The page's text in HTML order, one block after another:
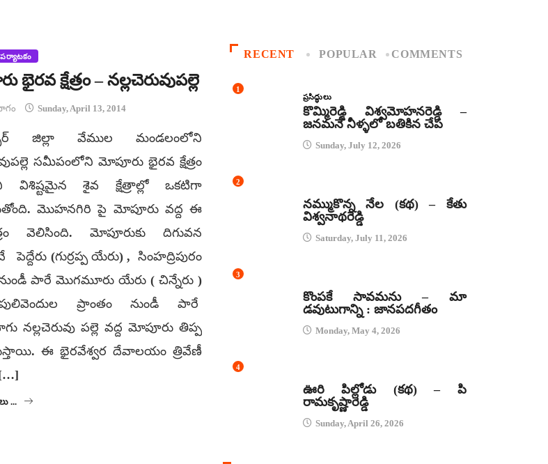
పర్యాటకం
భైరవ క్షేత్రం – నల్లచెరువుపల్లె
Sunday, April 13, 2014
జిల్లా వేముల మండలంలోని
సమీపంలోని మోపూరు భైరవ క్షేత్రం
విశిష్టమైన శైవ క్షేత్రాల్లో ఒకటిగా
మొహనగిరి పై మోపూరు వద్ద ఈ
వెలిసింది. మోపూరుకు దిగువన
పెద్దేరు (గుర్రప్ప యేరు) , సింహద్రిపురం
నుండీ పారే మొగమూరు యేరు ( చిన్నేరు )
ప్రాంతం నుండీ పారే
నల్లచెరువు పల్లె వద్ద మోపూరు తిప్ప
ఈ భైరవేశ్వర దేవాలయం త్రివేణీ
...
RECENT POPULAR COMMENTS
1
ప్రసిద్ధులు
కొమ్మిరెడ్డి విశ్వమోహనరెడ్డి –
జనమనే నీళ్ళలో బతికిన చేప
Sunday, July 12, 2026
2
నమ్ముకొన్న నేల (కథ) – కేతు
విశ్వనాథరెడ్డి
Saturday, July 11, 2026
3
కొంపకే సావమను – మా
డవుటుగాన్ని : జానపదగీతం
Monday, May 4, 2026
4
ఊరి పిల్లోడు (కథ) – పి
రామకృష్ణారెడ్డి
Sunday, April 26, 2026